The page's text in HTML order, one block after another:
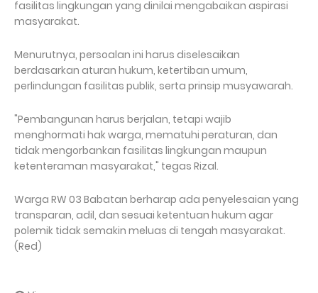
fasilitas lingkungan yang dinilai mengabaikan aspirasi
masyarakat.
Menurutnya, persoalan ini harus diselesaikan
berdasarkan aturan hukum, ketertiban umum,
perlindungan fasilitas publik, serta prinsip musyawarah.
"Pembangunan harus berjalan, tetapi wajib
menghormati hak warga, mematuhi peraturan, dan
tidak mengorbankan fasilitas lingkungan maupun
ketenteraman masyarakat," tegas Rizal.
Warga RW 03 Babatan berharap ada penyelesaian yang
transparan, adil, dan sesuai ketentuan hukum agar
polemik tidak semakin meluas di tengah masyarakat.
(Red)